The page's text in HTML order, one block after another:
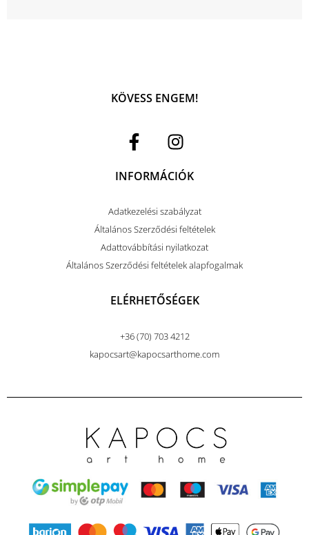
KÖVESS ENGEM!
INFORMÁCIÓK
Adatkezelési szabályzat
Általános Szerződési feltételek
Adattovábbítási nyilatkozat
Általános Szerződési feltételek alapfogalmak
ELÉRHETŐSÉGEK
+36 (70) 703 4212
kapocsart@kapocsarthome.com